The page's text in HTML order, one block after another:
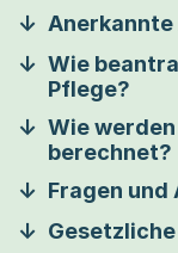
Wie
Pflege?
Wie
berechnet?
Fragen